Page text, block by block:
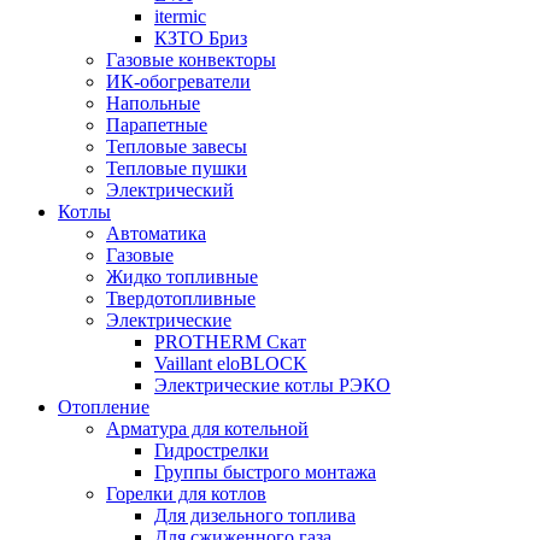
itermic
КЗТО Бриз
Газовые конвекторы
ИК-обогреватели
Напольные
Парапетные
Тепловые завесы
Тепловые пушки
Электрический
Котлы
Автоматика
Газовые
Жидко топливные
Твердотопливные
Электрические
PROTHERM Скат
Vaillant eloBLOCK
Электрические котлы РЭКО
Отопление
Арматура для котельной
Гидрострелки
Группы быстрого монтажа
Горелки для котлов
Для дизельного топлива